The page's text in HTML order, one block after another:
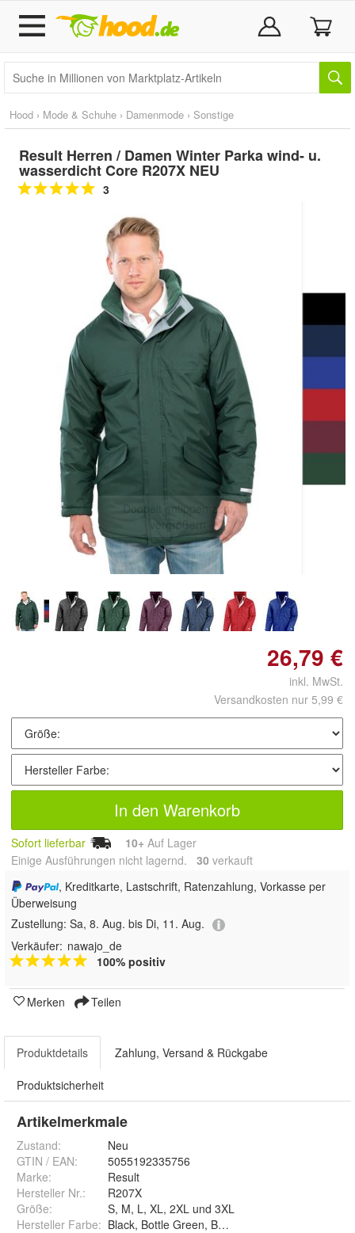
Hood › Mode & Schuhe › Damenmode › Sonstige
Result Herren / Damen Winter Parka wind- u.
wasserdicht Core R207X NEU
3
Doppelt antippen zum
vergrößern
26,79 €
inkl. MwSt.
Versandkosten nur 5,99 €
In den Warenkorb
Sofort lieferbar 10+ Auf Lager
Einige Ausführungen nicht lagernd. 30 verkauft
, Kreditkarte, Lastschrift, Ratenzahlung, Vorkasse per
Überweisung
Zustellung: Sa, 8. Aug. bis Di, 11. Aug.
Verkäufer: nawajo_de
100% positiv
Merken Teilen
Produktdetails Zahlung, Versand & Rückgabe
Produktsicherheit
Artikelmerkmale
Zustand:
Neu
GTIN / EAN:
5055192335756
Marke:
Result
Hersteller Nr.:
R207X
Größe:
S, M, L, XL, 2XL und 3XL
Hersteller Farbe: